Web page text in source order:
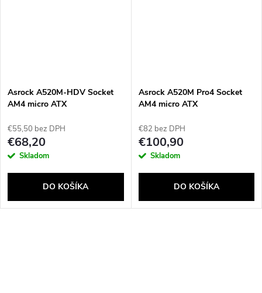
Asrock A520M-HDV Socket
AM4 micro ATX
€55,50 bez DPH
€68,20
Skladom
DO KOŠÍKA
Asrock A520M Pro4 Socket
AM4 micro ATX
€82 bez DPH
€100,90
Skladom
DO KOŠÍKA